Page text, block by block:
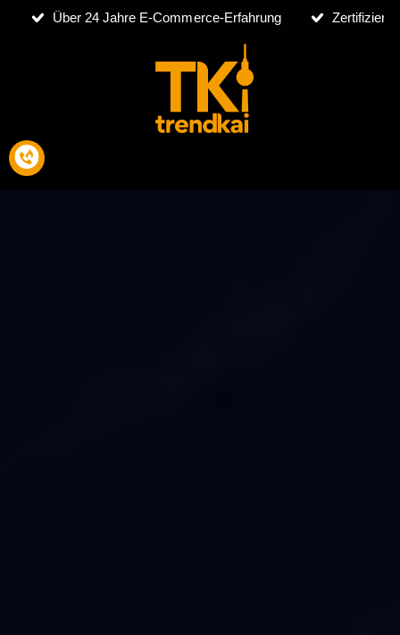
Über 24 Jahre E-Commerce-Erfahrung